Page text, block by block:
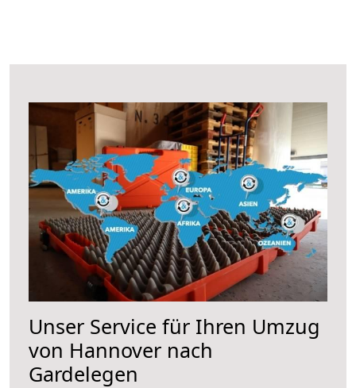
Unser Service für Ihren Umzug
von Hannover nach
Gardelegen